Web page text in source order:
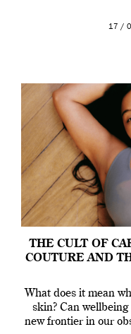
17 /
THE CULT OF
COUTURE AND
What does it mean
skin? Can
new frontier in our